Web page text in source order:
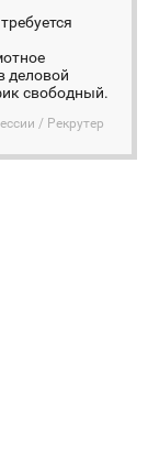
деловой
свободный.
/ Рекрутер